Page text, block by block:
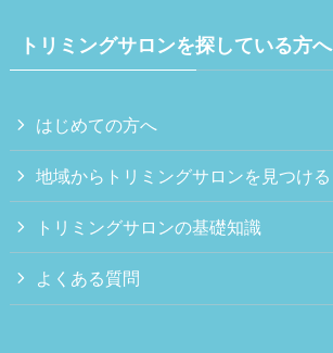
トリミングサロンを探している方へ
はじめての方へ
地域からトリミングサロンを見つける
トリミングサロンの基礎知識
よくある質問